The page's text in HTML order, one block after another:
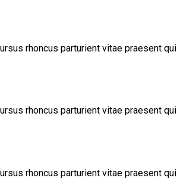
rhoncus parturient vitae praesent
rhoncus parturient vitae praesent
rhoncus parturient vitae praesent